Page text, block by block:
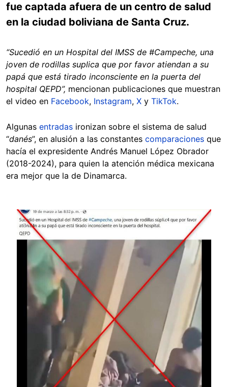
fue captada afuera de un centro de salud
en la ciudad boliviana de Santa Cruz.
“Sucedió en un Hospital del IMSS de #Campeche, una
joven de rodillas suplica que por favor atiendan a su
papá que está tirado inconsciente en la puerta del
hospital QEPD”, mencionan publicaciones que muestran
el video en Facebook, Instagram, X y TikTok.
Algunas entradas ironizan sobre el sistema de salud
“danés”, en alusión a las constantes comparaciones que
hacía el expresidente Andrés Manuel López Obrador
(2018-2024), para quien la atención médica mexicana
era mejor que la de Dinamarca.
Image